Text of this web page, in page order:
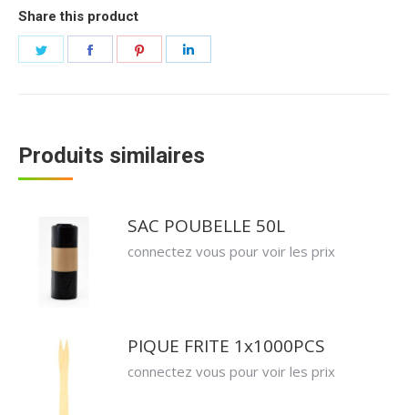
Share this product
Partager
Partager Partager
Produits similaires
SAC POUBELLE 50L
connectez vous pour voir les prix
PIQUE FRITE 1x1000PCS
connectez vous pour voir les prix